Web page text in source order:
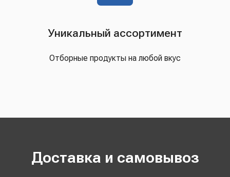
Уникальный ассортимент
Отборные продукты на любой вкус
Доставка и самовывоз